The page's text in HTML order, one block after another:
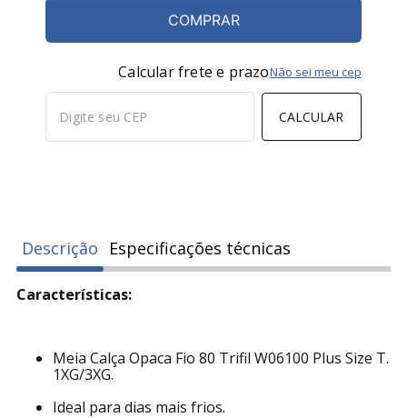
COMPRAR
Calcular frete e prazo
CALCULAR
Não sei meu cep
Descrição Especificações técnicas
Características:
Meia Calça Opaca Fio 80 Trifil W06100 Plus Size T.
1XG/3XG.
Ideal para dias mais frios.